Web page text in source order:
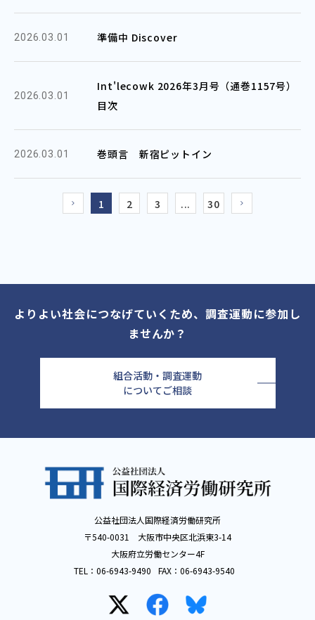
2026.03.01 準備中 Discover
2026.03.01
Int'lecowk 2026年3月号（通巻1157号）
目次
2026.03.01 巻頭言 新宿ピットイン
1 2 3 ... 30
よりよい社会につなげていくため、調査運動に参加し
ませんか？
組合活動・調査運動
についてご相談
公益社団法人国際経済労働研究所
〒540-0031 大阪市中央区北浜東3-14
大阪府立労働センター4F
TEL： 06-6943-9490 FAX： 06-6943-9540